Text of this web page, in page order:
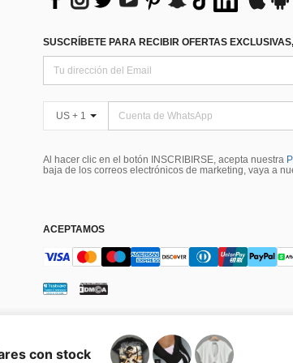
SUSCRÍBETE PARA RECIBIR OFERTAS
US + 1
Al hacer clic en el botón INSCRIBIRSE, acepta nuestra
baja de los correos electrónicos de marketing, vaya a
ACEPTAMOS
con stock